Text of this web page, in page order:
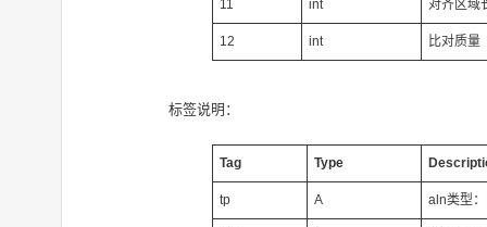
11 int 对齐区域
12 int 比对质量
标签说明：
Tag Type
tp A aln类型